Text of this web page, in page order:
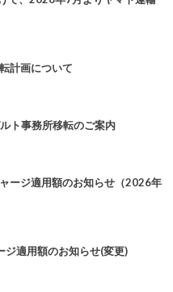
計画について
ト事務所移転のご案内
ージ適用額のお知らせ（2026年
適用額のお知らせ(変更)